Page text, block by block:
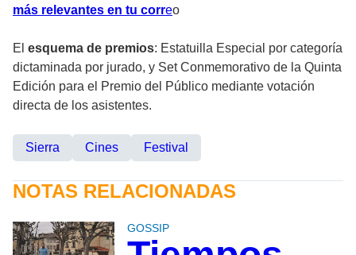
más relevantes en tu correo
El esquema de premios: Estatuilla Especial por categoría
dictaminada por jurado, y Set Conmemorativo de la Quinta
Edición para el Premio del Público mediante votación
directa de los asistentes.
Sierra Cines Festival
NOTAS RELACIONADAS
GOSSIP